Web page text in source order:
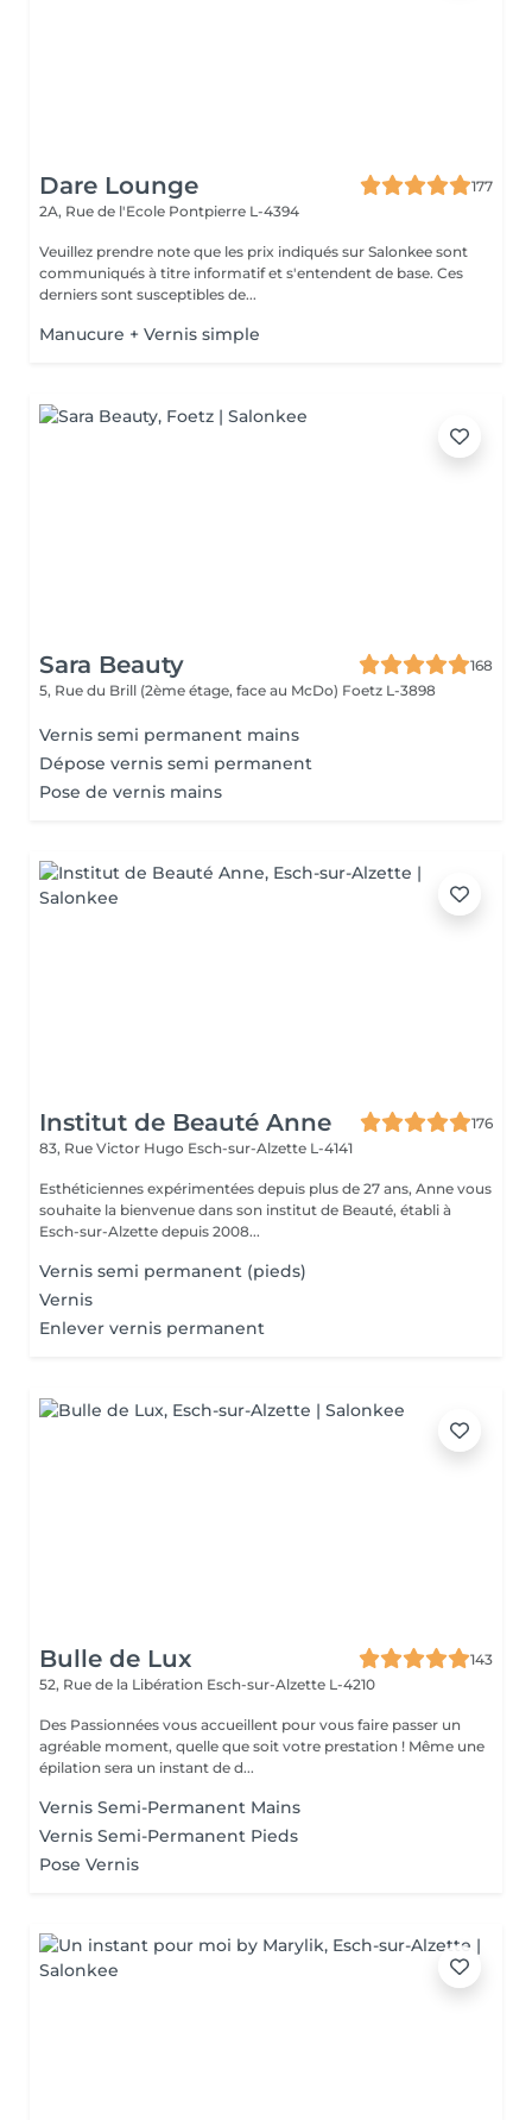
Dare Lounge
177
2A, Rue de l'Ecole Pontpierre L-4394
Veuillez prendre note que les prix indiqués sur Salonkee sont
communiqués à titre informatif et s'entendent de base. Ces
derniers sont susceptibles de...
Manucure + Vernis simple
Sara Beauty
168
5, Rue du Brill (2ème étage, face au McDo) Foetz L-3898
Vernis semi permanent mains
Dépose vernis semi permanent
Pose de vernis mains
Institut de Beauté Anne
176
83, Rue Victor Hugo Esch-sur-Alzette L-4141
Esthéticiennes expérimentées depuis plus de 27 ans, Anne vous
souhaite la bienvenue dans son institut de Beauté, établi à
Esch-sur-Alzette depuis 2008...
Vernis semi permanent (pieds)
Vernis
Enlever vernis permanent
Bulle de Lux
143
52, Rue de la Libération Esch-sur-Alzette L-4210
Des Passionnées vous accueillent pour vous faire passer un
agréable moment, quelle que soit votre prestation ! Même une
épilation sera un instant de d...
Vernis Semi-Permanent Mains
Vernis Semi-Permanent Pieds
Pose Vernis